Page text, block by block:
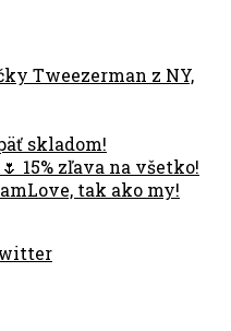
Tweezerman z NY,
skladom!
15% zľava na všetko!
tak ako my!